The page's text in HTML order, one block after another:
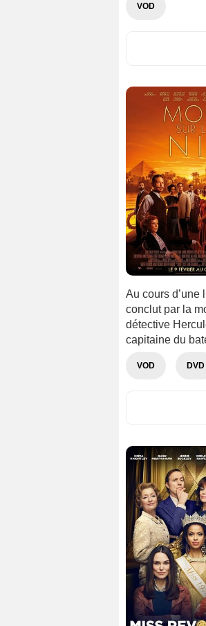
VOD
Au cours
conclut par la
détective
capitaine du
VOD DVD